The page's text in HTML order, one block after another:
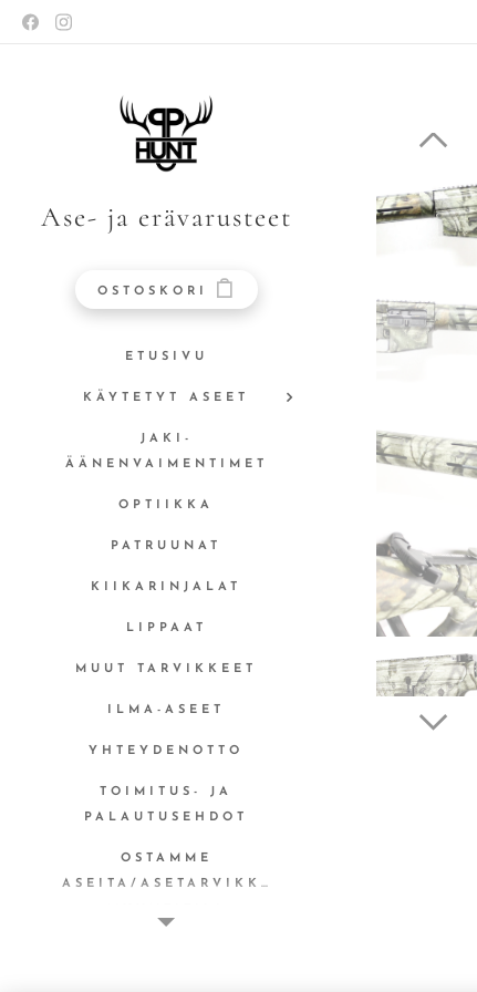
Ase- ja erävarusteet
OSTOSKORI
ETUSIVU
KÄYTETYT ASEET
JAKI-
ÄÄNENVAIMENTIMET
OPTIIKKA
PATRUUNAT
KIIKARINJALAT
LIPPAAT
MUUT TARVIKKEET
ILMA-ASEET
YHTEYDENOTTO
TOIMITUS- JA
PALAUTUSEHDOT
OSTAMME
ASEITA/ASETARVIKKEITA